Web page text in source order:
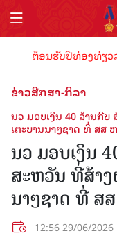
ຕ້ອນຮັບປີທ່ອງທ່ຽວລາ
ຂ່າວສືກສາ-ກິລາ
ນວ ມອບເງິນ 40 ລ້ານກີບ
ເຕະບານນາໆຊາດ ທີ່ ສສ
ນວ ມອບເງິນ
ສະຫວັນ ທີ່ສ້າງ
ນາໆຊາດ ທີ່ ສ
12:56 29/06/2026